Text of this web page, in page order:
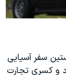
سفر آسیایی
و کسری تجارت